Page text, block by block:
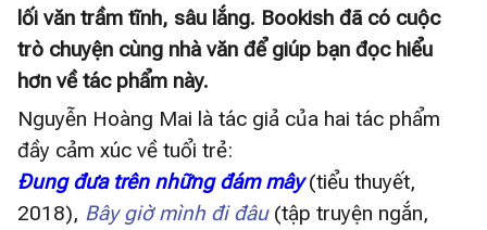
lối văn trầm tĩnh, sâu lắng. Bookish đã có cuộc
trò chuyện cùng nhà văn để giúp bạn đọc hiểu
hơn về tác phẩm này.
Nguyễn Hoàng Mai là tác giả của hai tác phẩm
đầy cảm xúc về tuổi trẻ:
Đung đưa trên những đám mây(tiểu thuyết,
2018), Bây giờ mình đi đâu(tập truyện ngắn,